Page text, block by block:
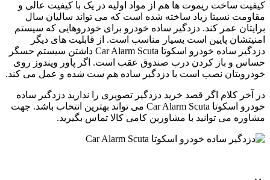
ریموت ها هم از مواد اولیه در یک با کیفیت عالی و
زیاد ساخته شده است که می تواند سالیان سال
کند. دزدگیر ساده خودرو برای خودروهایی که سیستم
است بسیار مناسب است. از قابلیت های دیگر
دزدگیر ساده خودرو اسکوتا Car Alarm Scuta داشتن سیستم حسگر
کردن درب صندوق عقب است. اگر پاور ویندوز روی
نصب است با دزدگیر ساده هم ست شده و عمل می کند.
اگر قصد خرید دزدگیر تصویری را ندارید دزدگیر ساده
خودرو اسکوتا Car Alarm Scuta می تواند بهترین انتخاب باشد. جهت
توانید با مشاورین کامی کالا تماس بگیرید.